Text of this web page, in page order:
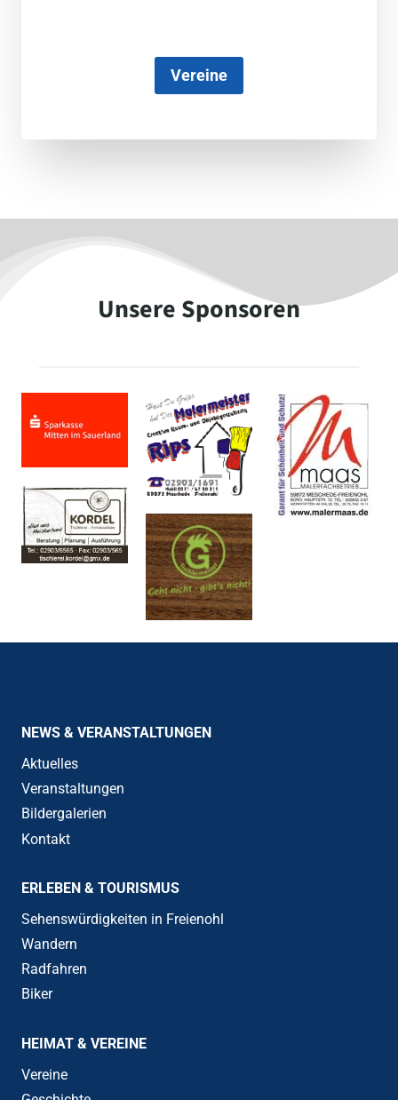
Vereine
Unsere Sponsoren
NEWS & VERANSTALTUNGEN
Aktuelles
Veranstaltungen
Bildergalerien
Kontakt
ERLEBEN & TOURISMUS
Sehenswürdigkeiten in Freienohl
Wandern
Radfahren
Biker
HEIMAT & VEREINE
Vereine